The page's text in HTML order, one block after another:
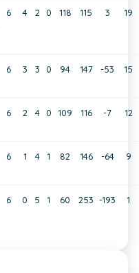
6 4 2 0 118 115 3 19
6 3 3 0 94 147 -53 15
6 2 4 0 109 116 -7 12
6 1 4 1 82 146 -64 9
6 0 5 1 60 253 -193 1